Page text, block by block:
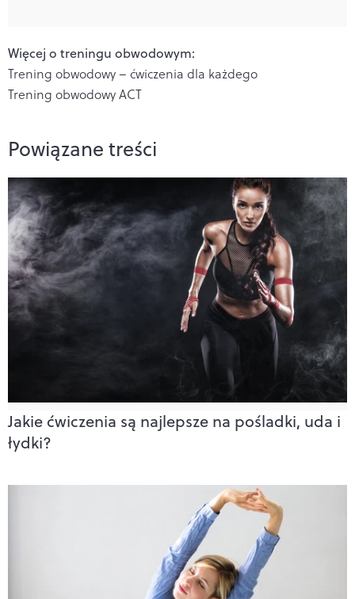
Więcej o treningu obwodowym:
Trening obwodowy – ćwiczenia dla każdego
Trening obwodowy ACT
Powiązane treści
Jakie ćwiczenia są najlepsze na pośladki, uda i
łydki?